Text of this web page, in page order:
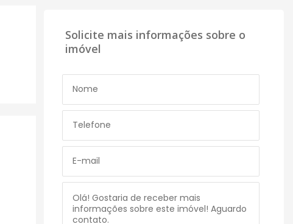
Solicite mais informações sobre o
imóvel